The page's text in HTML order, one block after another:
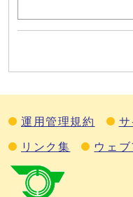
運用管理規約
リンク集 ウェ